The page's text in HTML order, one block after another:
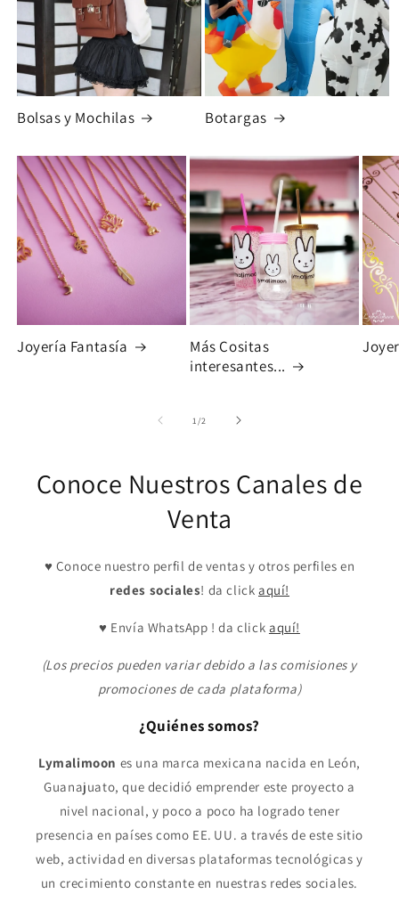
Bolsas y Mochilas Botargas
Joyería Fantasía
Más Cositas
interesantes...
1/de2
Conoce Nuestros Canales de
Venta
♥ Conoce nuestro perfil de ventas y otros perfiles en
redes sociales! da click aquí!
♥ Envía WhatsApp ! da click aquí!
(Los precios pueden variar debido a las comisiones y
promociones de cada plataforma)
¿Quiénes somos?
Lymalimoon es una marca mexicana nacida en León,
Guanajuato, que decidió emprender este proyecto a
nivel nacional, y poco a poco ha logrado tener
presencia en países como EE. UU. a través de este sitio
web, actividad en diversas plataformas tecnológicas y
un crecimiento constante en nuestras redes sociales.